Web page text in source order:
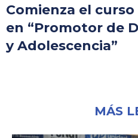
Comienza el
en “Promotor de
y Adolescencia”
MÁS